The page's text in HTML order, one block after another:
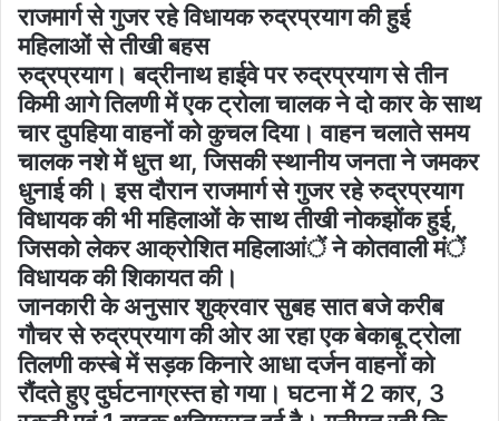
राजमार्ग से गुजर रहे विधायक रुद्रप्रयाग की हुई
महिलाओं से तीखी बहस
रुद्रप्रयाग। बद्रीनाथ हाईवे पर रुद्रप्रयाग से तीन
किमी आगे तिलणी में एक ट्रोला चालक ने दो कार के साथ
चार दुपहिया वाहनों को कुचल दिया। वाहन चलाते समय
चालक नशे में धुत्त था, जिसकी स्थानीय जनता ने जमकर
धुनाई की। इस दौरान राजमार्ग से गुजर रहे रुद्रप्रयाग
विधायक की भी महिलाओं के साथ तीखी नोकझोंक हुई,
जिसको लेकर आक्रोशित महिलाआंें ने कोतवाली मंें
विधायक की शिकायत की।
जानकारी के अनुसार शुक्रवार सुबह सात बजे करीब
गौचर से रुद्रप्रयाग की ओर आ रहा एक बेकाबू ट्रोला
तिलणी कस्बे में सड़क किनारे आधा दर्जन वाहनों को
रौंदते हुए दुर्घटनाग्रस्त हो गया। घटना में 2 कार, 3